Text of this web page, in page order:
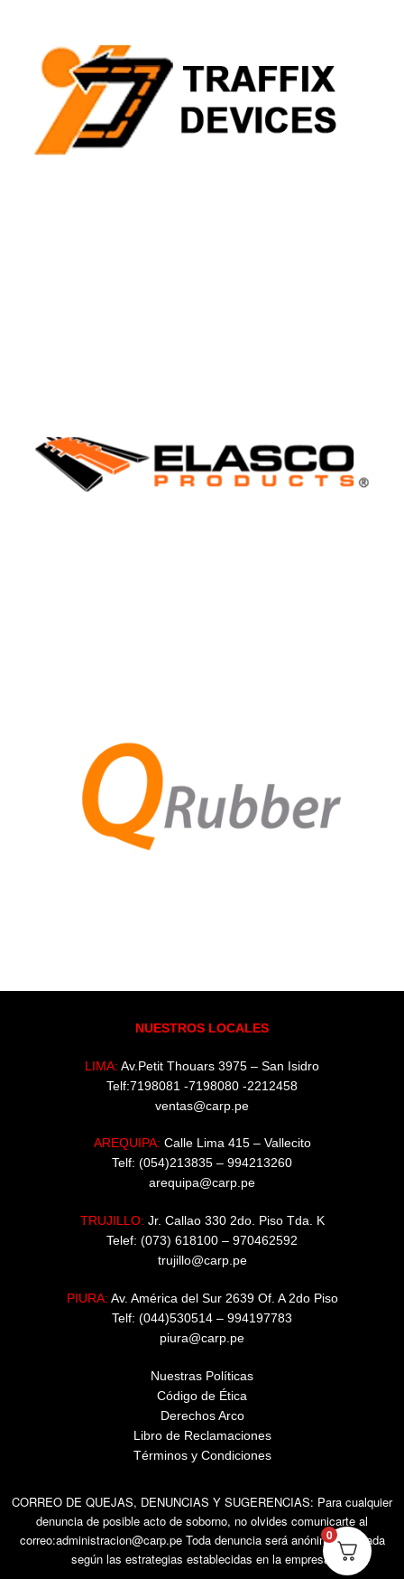
NUESTROS LOCALES
LIMA: Av.Petit Thouars 3975 – San Isidro
Telf:7198081 -7198080 -2212458
ventas@carp.pe
AREQUIPA: Calle Lima 415 – Vallecito
Telf: (054)213835 – 994213260
arequipa@carp.pe
TRUJILLO: Jr. Callao 330 2do. Piso Tda. K
Telef: (073) 618100 – 970462592
trujillo@carp.pe
PIURA: Av. América del Sur 2639 Of. A 2do Piso
Telf: (044)530514 – 994197783
piura@carp.pe
Nuestras Políticas
Código de Ética
Derechos Arco
Libro de Reclamaciones
Términos y Condiciones
CORREO DE QUEJAS, DENUNCIAS Y SUGERENCIAS: Para cualquier
denuncia de posible acto de soborno, no olvides comunicarte al
correo:administracion@carp.pe Toda denuncia será anónima y tratada
según las estrategias establecidas en la empresa.
0